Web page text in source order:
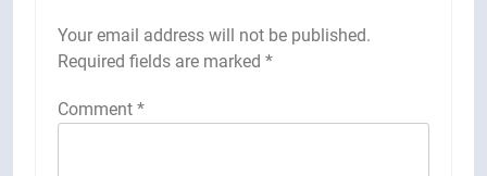
Your email address will not be published.
Required fields are marked *
Comment *